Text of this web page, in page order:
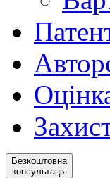
Безкоштовна
консультація